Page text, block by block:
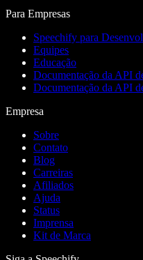
Para Empresas
Speechify para
Equipes
Educação
Documentação da API
Documentação da API
Empresa
Sobre
Contato
Blog
Carreiras
Afiliados
Ajuda
Status
Imprensa
Kit de Marca